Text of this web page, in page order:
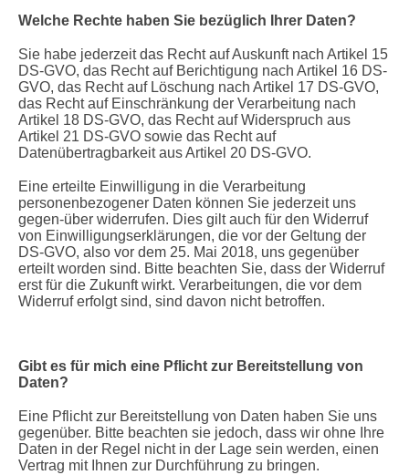
Welche Rechte haben Sie bezüglich Ihrer Daten?
Sie habe jederzeit das Recht auf Auskunft nach Artikel 15
DS-GVO, das Recht auf Berichtigung nach Artikel 16 DS-
GVO, das Recht auf Löschung nach Artikel 17 DS-GVO,
das Recht auf Einschränkung der Verarbeitung nach
Artikel 18 DS-GVO, das Recht auf Widerspruch aus
Artikel 21 DS-GVO sowie das Recht auf
Datenübertragbarkeit aus Artikel 20 DS-GVO.
Eine erteilte Einwilligung in die Verarbeitung
personenbezogener Daten können Sie jederzeit uns
gegen-über widerrufen. Dies gilt auch für den Widerruf
von Einwilligungserklärungen, die vor der Geltung der
DS-GVO, also vor dem 25. Mai 2018, uns gegenüber
erteilt worden sind. Bitte beachten Sie, dass der Widerruf
erst für die Zukunft wirkt. Verarbeitungen, die vor dem
Widerruf erfolgt sind, sind davon nicht betroffen.
Gibt es für mich eine Pflicht zur Bereitstellung von
Daten?
Eine Pflicht zur Bereitstellung von Daten haben Sie uns
gegenüber. Bitte beachten sie jedoch, dass wir ohne Ihre
Daten in der Regel nicht in der Lage sein werden, einen
Vertrag mit Ihnen zur Durchführung zu bringen.